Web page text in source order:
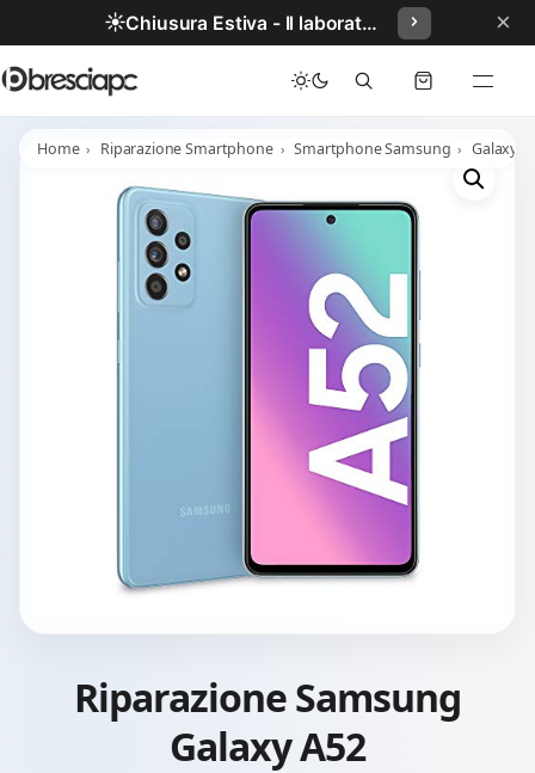
☀️ Chiusura Estiva - Il laboratorio resterà chiuso per ferie dal 29/06/2026 al 05/07/2026 compresi. ×
Home Riparazione Smartphone Smartphone Samsung Galaxy A
Riparazione Samsung
Galaxy A52